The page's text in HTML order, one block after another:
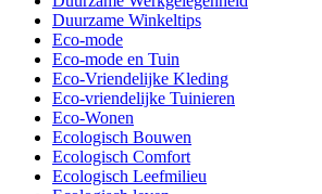
Duurzame Winkeltips
Eco-mode
Eco-mode en Tuin
Eco-Vriendelijke Kleding
Eco-vriendelijke Tuinieren
Eco-Wonen
Ecologisch Bouwen
Ecologisch Comfort
Ecologisch Leefmilieu